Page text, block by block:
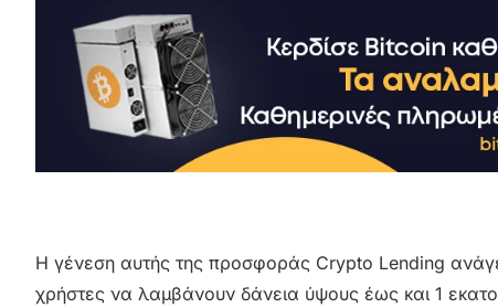
Η γένεση αυτής της προσφοράς Crypto Lending
χρήστες να λαμβάνουν δάνεια ύψους έως και 1